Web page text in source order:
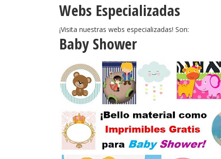
Webs Especializadas
¡Visita nuestras webs especializadas! Son:
Baby Shower